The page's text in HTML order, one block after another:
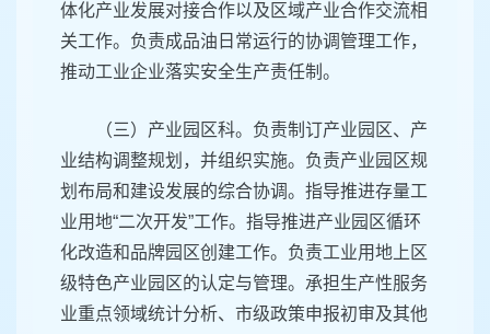
体化产业发展对接合作以及区域产业合作交流相
关工作。负责成品油日常运行的协调管理工作，
推动工业企业落实安全生产责任制。
（三）产业园区科。负责制订产业园区、产
业结构调整规划，并组织实施。负责产业园区规
划布局和建设发展的综合协调。指导推进存量工
业用地“二次开发”工作。指导推进产业园区循环
化改造和品牌园区创建工作。负责工业用地上区
级特色产业园区的认定与管理。承担生产性服务
业重点领域统计分析、市级政策申报初审及其他